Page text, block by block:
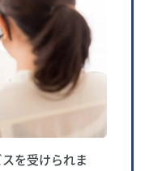
を受けられま